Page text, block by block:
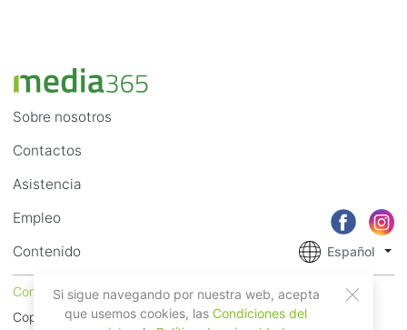
Sobre nosotros
Contactos
Asistencia
Empleo
Contenido
Español
Condiciones del servicio
Privacidad
Copyright © 2018 - 2026 Mobile Systems Ltd. Todos los
Si sigue navegando por nuestra web, acepta
que usemos cookies, las Condiciones del